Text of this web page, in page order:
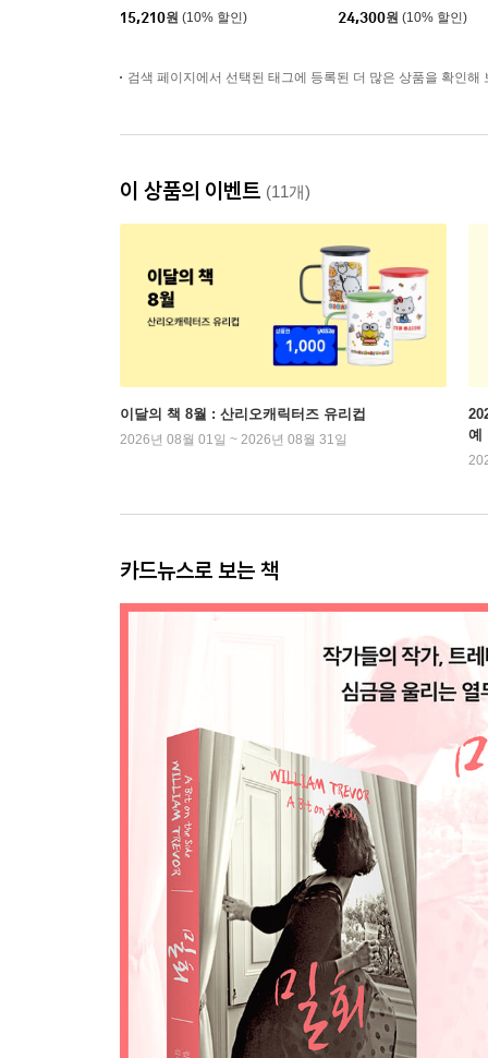
15,210원 (10% 할인)
24,300원 (10% 할인)
검색 페이지에서 선택된 태그에 등록된 더 많은 상품을 확인해
이 상품의 이벤트 (11개)
이달의 책 8월 : 산리오캐릭터즈 유리컵
2026년 08월 01일 ~ 2026년 08월 31일
예
카드뉴스로 보는 책